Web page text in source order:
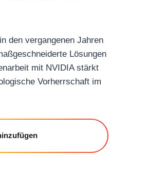
den vergangenen Jahren
Lösungen
mit NVIDIA stärkt
Vorherrschaft im